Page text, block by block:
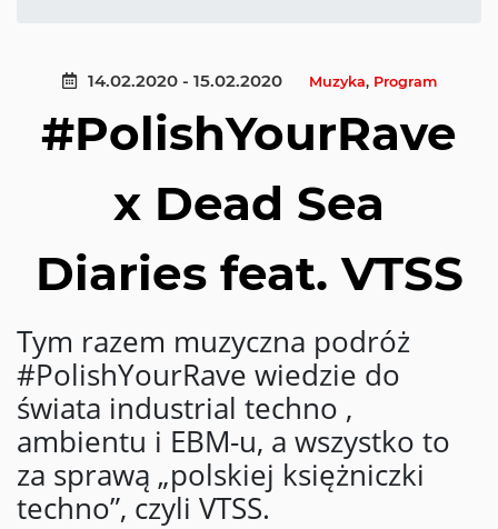
14.02.2020 - 15.02.2020 Muzyka, Program
#PolishYourRave
x Dead Sea
Diaries feat. VTSS
Tym razem muzyczna podróż
#PolishYourRave wiedzie do
świata industrial techno ,
ambientu i EBM-u, a wszystko to
za sprawą „polskiej księżniczki
techno”, czyli VTSS.